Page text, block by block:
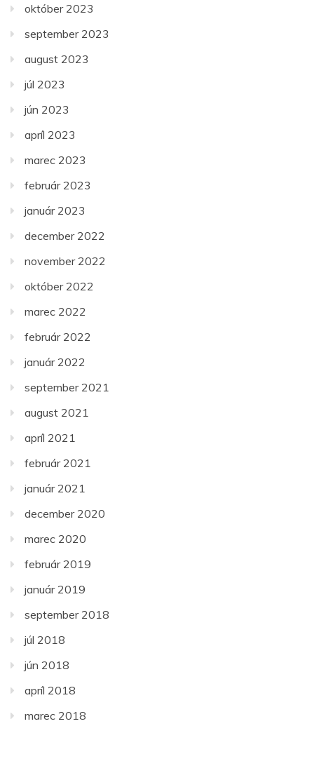
október 2023
september 2023
august 2023
júl 2023
jún 2023
apríl 2023
marec 2023
február 2023
január 2023
december 2022
november 2022
október 2022
marec 2022
február 2022
január 2022
september 2021
august 2021
apríl 2021
február 2021
január 2021
december 2020
marec 2020
február 2019
január 2019
september 2018
júl 2018
jún 2018
apríl 2018
marec 2018